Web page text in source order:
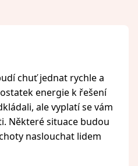
chuť jednat rychle a
energie k řešení
ale vyplatí se vám
Některé situace budou
naslouchat lidem